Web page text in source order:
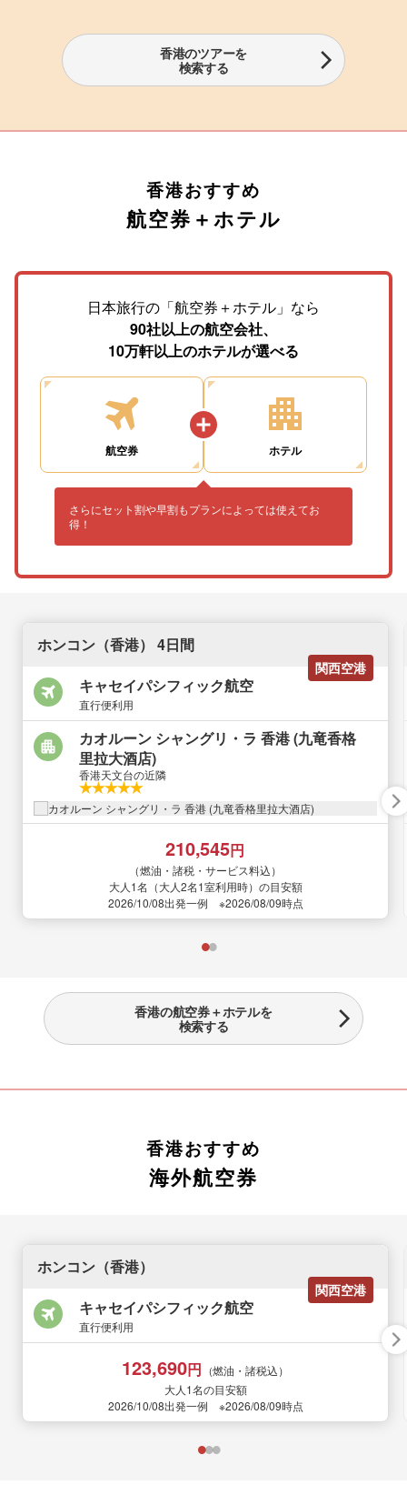
香港のツアーを
検索する
香港おすすめ
航空券＋ホテル
日本旅行の「航空券＋ホテル」なら
90社以上の航空会社、
10万軒以上のホテルが選べる
航空券 ホテル
さらにセット割や早割もプランによっては使えてお
得！
ホンコン（香港） 4日間
関西空港
キャセイパシフィック航空
直行便利用
カオルーン シャングリ・ラ 香港 (九竜香格
里拉大酒店)
香港天文台の近隣
210,545円
（燃油・諸税・サービス料込）
大人1名（大人2名1室利用時）の目安額
2026/10/08出発一例 ※2026/08/09時点
香港の航空券＋ホテルを
検索する
香港おすすめ
海外航空券
ホンコン（香港）
関西空港
キャセイパシフィック航空
直行便利用
123,690円 （燃油・諸税込）
大人1名の目安額
2026/10/08出発一例 ※2026/08/09時点